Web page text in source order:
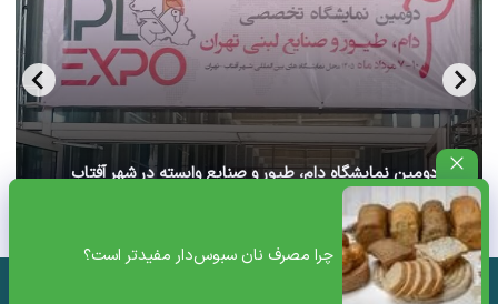
چرا مصرف نان سبوس‌دار مفیدتر است؟
آغاز دومین نمایشگاه دام، طیور و صنایع وابسته در شهر آفتاب
تهران+ ویدئو